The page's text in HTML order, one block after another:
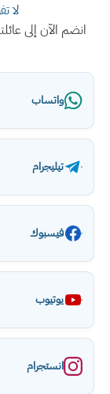
لا
انضم الآن إلى
واتساب
تيليجرام
فيسبوك
يوتيوب
انستجرام